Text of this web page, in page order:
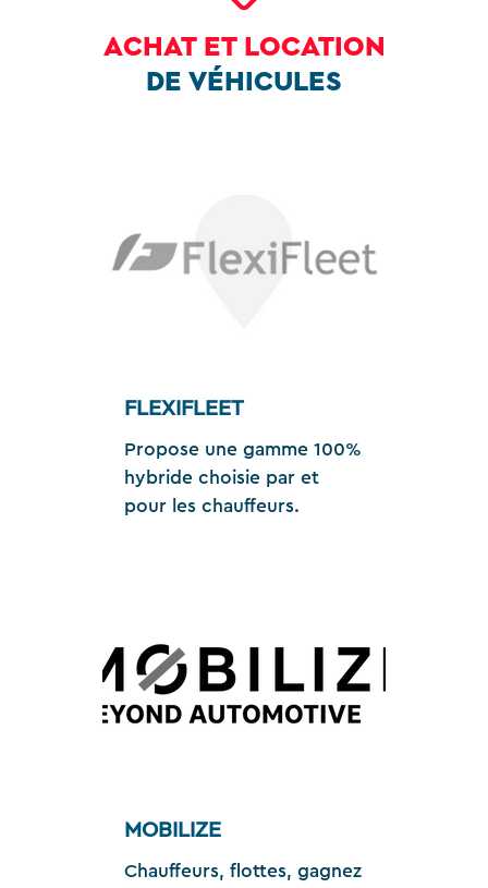
ACHAT ET LOCATION
DE VÉHICULES
FLEXIFLEET
Propose une gamme 100%
hybride choisie par et
pour les chauffeurs.
MOBILIZE
Chauffeurs, flottes, gagnez